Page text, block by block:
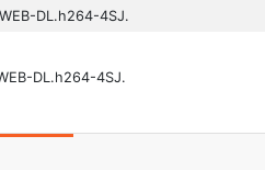
DL.h264-4SJ.
DL.h264-4SJ.